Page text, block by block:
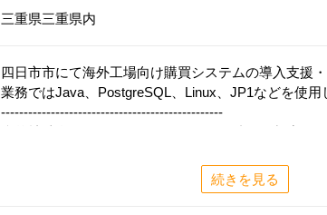
三重県三重県内
四日市市にて海外工場向け購買システムの導入支援
業務ではJava、PostgreSQL、Linux、JP1などを使用
-------------------------------------------------
続きを見る